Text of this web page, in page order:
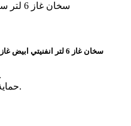
سخان غاز 6 لتر انفنيتي ابيض غاز أنبوبة بدون أدابتور
غاز أنبوبة.
حماية سداسية.